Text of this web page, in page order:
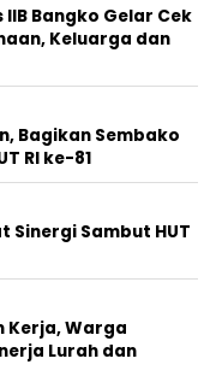
IIB Bangko Gelar Cek
Keluarga dan
Bagikan Sembako
RI ke-81
Sinergi Sambut HUT
Kerja, Warga
Lurah dan